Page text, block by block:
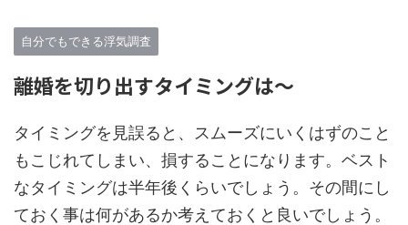
自分でもできる浮気調査
離婚を切り出すタイミングは～
タイミングを見誤ると、スムーズにいくはずのこと
もこじれてしまい、損することになります。ベスト
なタイミングは半年後くらいでしょう。その間にし
ておく事は何があるか考えておくと良いでしょう。